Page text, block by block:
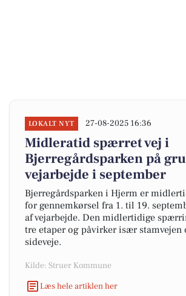
LOKALT NYT 27-08-2025 16:36
Midleratid spærret vej i
Bjerregårdsparken på
vejarbejde i september
Bjerregårdsparken i Hjerm er
for gennemkørsel fra 1. til 19.
af vejarbejde. Den midlertidige
tre etaper og påvirker især stamvejen
sideveje.
Kilde: Struer Kommune
Læs hele artiklen her